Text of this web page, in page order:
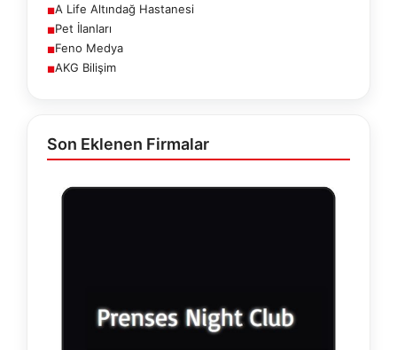
■A Life Altındağ Hastanesi
■Pet İlanları
■Feno Medya
■AKG Bilişim
Son Eklenen Firmalar